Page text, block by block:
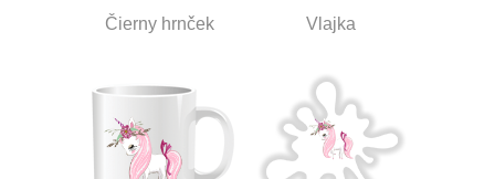
Čierny hrnček Vlajka